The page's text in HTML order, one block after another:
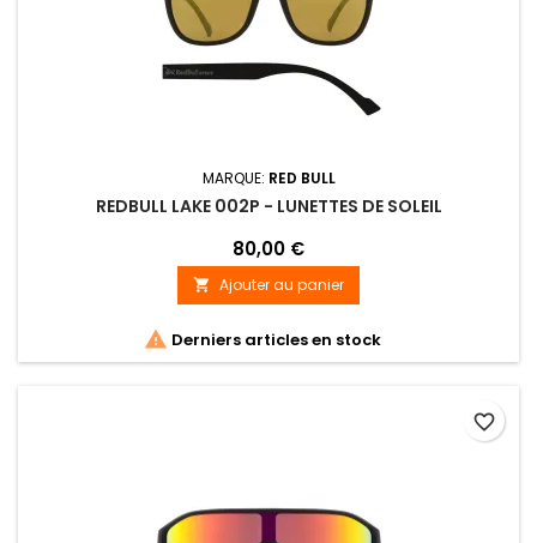
MARQUE: RED BULL
REDBULL LAKE 002P - LUNETTES DE SOLEIL
80,00 €
 Ajouter au panier
 Derniers articles en stock
favorite_border